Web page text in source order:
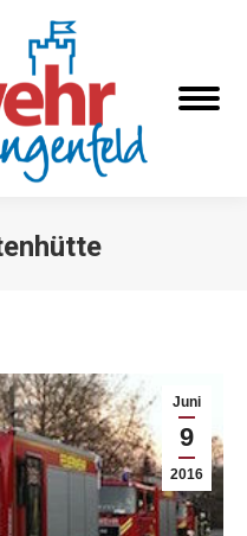
Juni
9
2016